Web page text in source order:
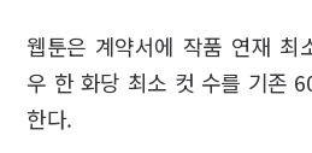
웹툰은 계약서에 작품 연재 최
우 한 화당 최소 컷 수를 기존
한다.